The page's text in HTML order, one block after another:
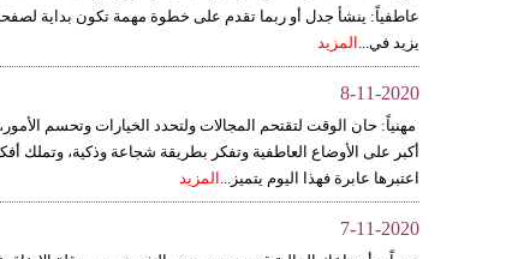
عاطفياً: ينشأ جدل أو ربما تقدم على خطوة مهمة تكون بداية
يزيد في... المزيد
8-11-2020
مهنياً: حان الوقت لتقتحم المجالات ولتحدد الخيارات وتحسم
أكبر على الأوضاع العاطفية وتفكر بطريقة شجاعة وذكية،
اعتبرها عابرة فهذا اليوم يتميز... المزيد
7-11-2020